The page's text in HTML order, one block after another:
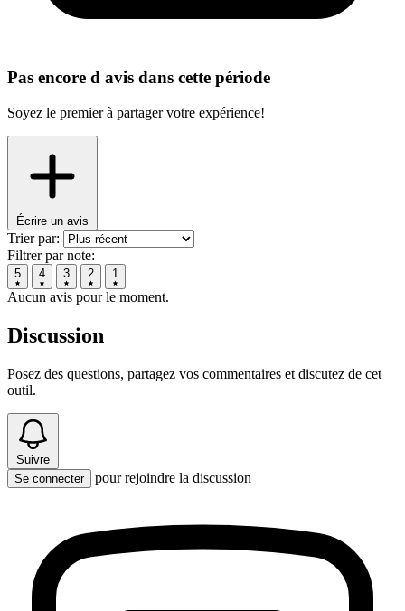
Pas encore d avis dans cette période
Soyez le premier à partager votre expérience!
Écrire un avis
Trier par:
Filtrer par note:
5 4 3 2 1
Aucun avis pour le moment.
Discussion
Posez des questions, partagez vos commentaires et discutez de cet
outil.
Suivre
Se connecter
pour rejoindre la discussion